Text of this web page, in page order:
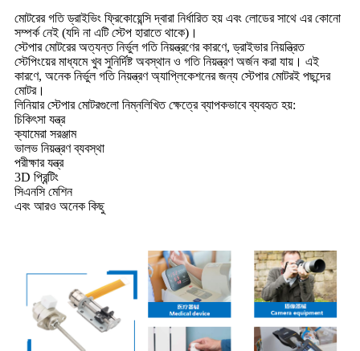
মোটরের গতি ড্রাইভিং ফ্রিকোয়েন্সি দ্বারা নির্ধারিত হয় এবং লোডের সাথে এর কোনো
সম্পর্ক নেই (যদি না এটি স্টেপ হারাতে থাকে)।
স্টেপার মোটরের অত্যন্ত নির্ভুল গতি নিয়ন্ত্রণের কারণে, ড্রাইভার নিয়ন্ত্রিত
স্টেপিংয়ের মাধ্যমে খুব সুনির্দিষ্ট অবস্থান ও গতি নিয়ন্ত্রণ অর্জন করা যায়। এই
কারণে, অনেক নির্ভুল গতি নিয়ন্ত্রণ অ্যাপ্লিকেশনের জন্য স্টেপার মোটরই পছন্দের
মোটর।
লিনিয়ার স্টেপার মোটরগুলো নিম্নলিখিত ক্ষেত্রে ব্যাপকভাবে ব্যবহৃত হয়:
চিকিৎসা যন্ত্র
ক্যামেরা সরঞ্জাম
ভালভ নিয়ন্ত্রণ ব্যবস্থা
পরীক্ষার যন্ত্র
3D প্রিন্টিং
সিএনসি মেশিন
এবং আরও অনেক কিছু